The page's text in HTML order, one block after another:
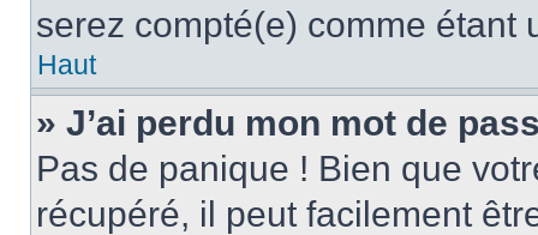
serez compté(e) comme étant
Haut
» J’ai perdu mon mot de
Pas de panique ! Bien que
récupéré, il peut facilement